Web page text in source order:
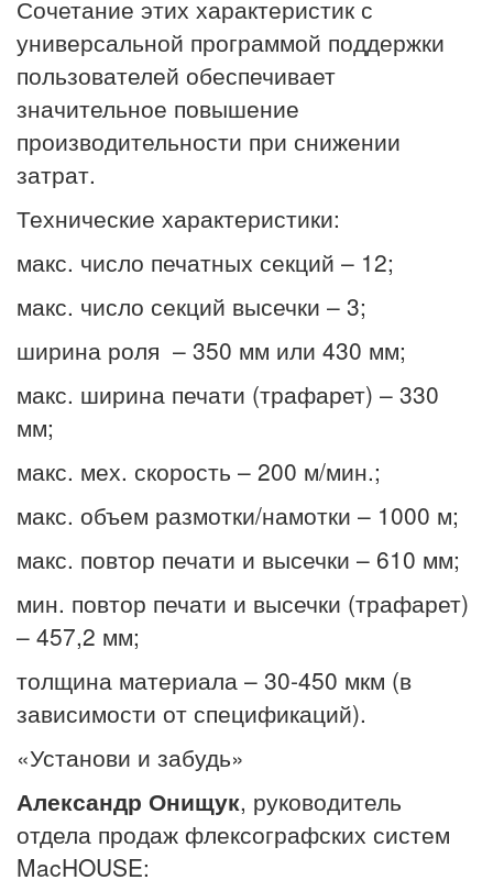
Сочетание этих характеристик с
универсальной программой поддержки
пользователей обеспечивает
значительное повышение
производительности при снижении
затрат.
Технические характеристики:
макс. число печатных секций – 12;
макс. число секций высечки – 3;
ширина роля – 350 мм или 430 мм;
макс. ширина печати (трафарет) – 330
мм;
макс. мех. скорость – 200 м/мин.;
макс. объем размотки/намотки – 1000 м;
макс. повтор печати и высечки – 610 мм;
мин. повтор печати и высечки (трафарет)
– 457,2 мм;
толщина материала – 30-450 мкм (в
зависимости от спецификаций).
«Установи и забудь»
Александр Онищук, руководитель
отдела продаж флексографских систем
MacHOUSE: